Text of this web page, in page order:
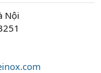
Nội